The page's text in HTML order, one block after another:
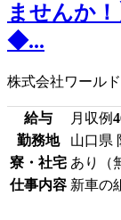
ませんか
◆...
株式会社ワール
給与 月収例
勤務地
山口県
寮・社宅 あり（
仕事内容 新車の